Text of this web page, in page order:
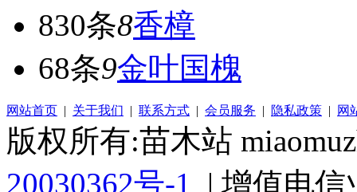
830条8香樟
68条9金叶国槐
网站首页 | 关于我们 | 联系方式 | 会员服务 | 隐私政策 | 网
版权所有:苗木站
20030362号-1
| 增值电